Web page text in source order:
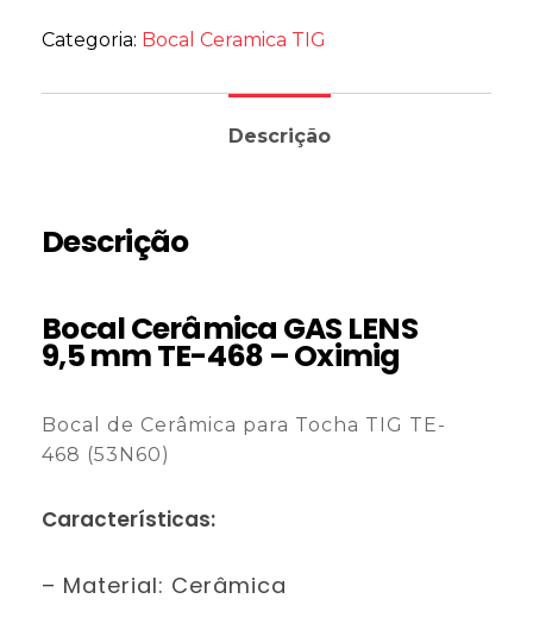
Categoria: Bocal Ceramica TIG
Descrição
Descrição
Bocal Cerâmica GAS LENS
9,5 mm TE-468 – Oximig
Bocal de Cerâmica para Tocha TIG TE-
468 (53N60)
Características:
– Material: Cerâmica